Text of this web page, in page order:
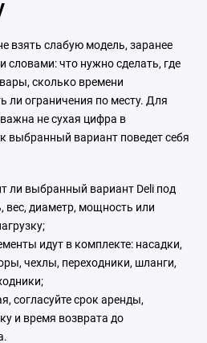
взять слабую модель, заранее
словами: что нужно сделать, где
сколько времени
ли ограничения по месту. Для
не сухая цифра в
выбранный вариант поведет себя
ли выбранный вариант Deli под
вес, диаметр, мощность или
идут в комплекте: насадки,
чехлы, переходники, шланги,
согласуйте срок аренды,
и время возврата до